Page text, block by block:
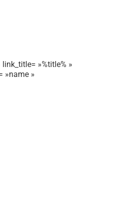
»%title% »
»name »